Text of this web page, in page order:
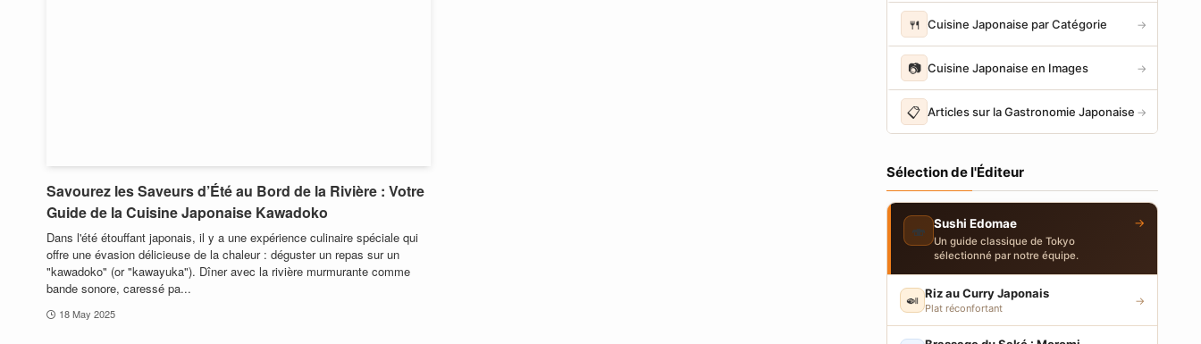
Savourez les Saveurs d’Été au Bord de la Rivière : Votre
Guide de la Cuisine Japonaise Kawadoko
Dans l'été étouffant japonais, il y a une expérience culinaire spéciale qui
offre une évasion délicieuse de la chaleur : déguster un repas sur un
"kawadoko" (or "kawayuka"). Dîner avec la rivière murmurante comme
bande sonore, caressé pa...
18 May 2025
🍴 Cuisine Japonaise par Catégorie →
📷 Cuisine Japonaise en Images →
📋 Articles sur la Gastronomie Japonaise →
Sélection de l'Éditeur
🍣 Sushi Edomae
Un guide classique de Tokyo
sélectionné par notre équipe.
→
🍛 Riz au Curry Japonais
Plat réconfortant
→